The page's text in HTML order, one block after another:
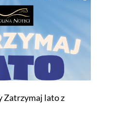
Zatrzymaj lato z